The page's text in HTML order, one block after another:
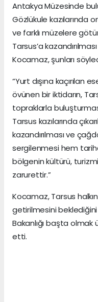
Antakya Müzesinde
Gözlükule kazılarında
ve farklı müzelere
Tarsus’a
Kocamaz, şunları
“Yurt dışına kaçırılan
övünen bir iktidarın,
topraklarla
Tarsus kazılarında
kazandırılması ve
sergilenmesi hem
bölgenin kültürü,
zarurettir.”
Kocamaz, Tarsus
getirilmesini
Bakanlığı başta
etti.